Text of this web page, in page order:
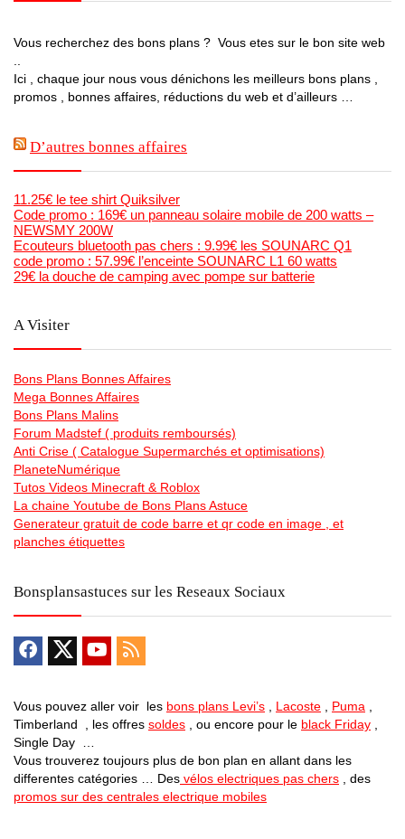
Vous recherchez des bons plans ? Vous etes sur le bon site web
..
Ici , chaque jour nous vous dénichons les meilleurs bons plans ,
promos , bonnes affaires, réductions du web et d’ailleurs …
D’autres bonnes affaires
11.25€ le tee shirt Quiksilver
Code promo : 169€ un panneau solaire mobile de 200 watts –
NEWSMY 200W
Ecouteurs bluetooth pas chers : 9.99€ les SOUNARC Q1
code promo : 57.99€ l’enceinte SOUNARC L1 60 watts
29€ la douche de camping avec pompe sur batterie
A Visiter
Bons Plans Bonnes Affaires
Mega Bonnes Affaires
Bons Plans Malins
Forum Madstef ( produits remboursés)
Anti Crise ( Catalogue Supermarchés et optimisations)
PlaneteNumérique
Tutos Videos Minecraft & Roblox
La chaine Youtube de Bons Plans Astuce
Generateur gratuit de code barre et qr code en image , et
planches étiquettes
Bonsplansastuces sur les Reseaux Sociaux
Vous pouvez aller voir les bons plans Levi’s , Lacoste , Puma ,
Timberland , les offres soldes , ou encore pour le black Friday ,
Single Day …
Vous trouverez toujours plus de bon plan en allant dans les
differentes catégories … Des vélos electriques pas chers , des
promos sur des centrales electrique mobiles